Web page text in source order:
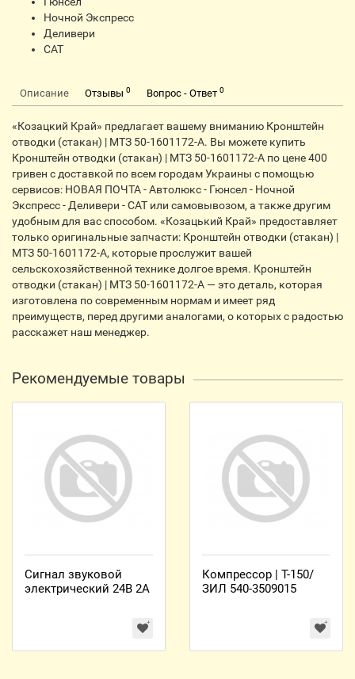
Ночной Экспресс
Деливери
CАТ
Описание Отзывы 0 Вопрос - Ответ 0
«Козацкий Край» предлагает вашему вниманию Кронштейн
отводки (стакан) | МТЗ 50-1601172-А. Вы можете купить
Кронштейн отводки (стакан) | МТЗ 50-1601172-А по цене 400
гривен с доставкой по всем городам Украины с помощью
сервисов: НОВАЯ ПОЧТА - Автолюкс - Гюнсел - Ночной
Экспресс - Деливери - CАТ или самовывозом, а также другим
удобным для вас способом. «Козацький Край» предоставляет
только оригинальные запчасти: Кронштейн отводки (стакан) |
МТЗ 50-1601172-А, которые прослужит вашей
сельскохозяйственной технике долгое время. Кронштейн
отводки (стакан) | МТЗ 50-1601172-А — это деталь, которая
изготовлена по современным нормам и имеет ряд
преимуществ, перед другими аналогами, о которых с радостью
расскажет наш менеджер.
Рекомендуемые товары
Сигнал звуковой
электрический 24В 2А
Компрессор | Т-150/
ЗИЛ 540-3509015